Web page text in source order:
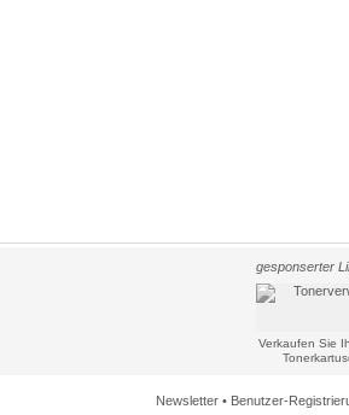
gesponserter
Verkaufen Sie
Newsletter• Benutzer-